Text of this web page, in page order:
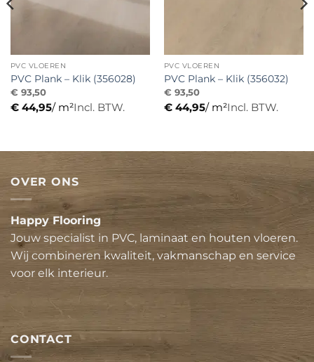
PVC VLOEREN
PVC Plank – Klik (356028)
€ 93,50
€44,95/ m²Incl. BTW.
PVC VLOEREN
PVC Plank – Klik (356032)
€ 93,50
€44,95/ m²Incl. BTW.
OVER ONS
Happy Flooring
Jouw specialist in PVC, laminaat en houten vloeren.
Wij combineren kwaliteit, vakmanschap en service
voor elk interieur.
CONTACT